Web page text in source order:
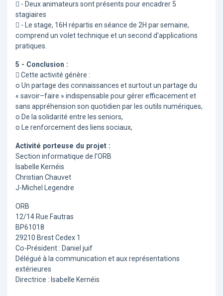
 - Deux animateurs sont présents pour encadrer 5
stagiaires
 - Le stage, 16H répartis en séance de 2H par semaine,
comprend un volet technique et un second d’applications
pratiques.
5 - Conclusion :
 Cette activité génère :
o Un partage des connaissances et surtout un partage du
« savoir–faire » indispensable pour gérer efficacement et
sans appréhension son quotidien par les outils numériques,
o De la solidarité entre les seniors,
o Le renforcement des liens sociaux,
Activité porteuse du projet :
Section informatique de l’ORB
Isabelle Kernéis
Christian Chauvet
J-Michel Legendre
ORB
12/14 Rue Fautras
BP61018
29210 Brest Cedex 1
Co-Président : Daniel juif
Délégué à la communication et aux représentations
extérieures
Directrice : Isabelle Kernéis